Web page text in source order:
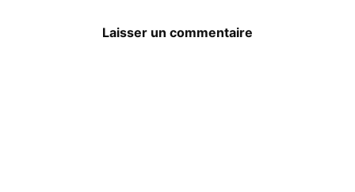
Laisser un commentaire